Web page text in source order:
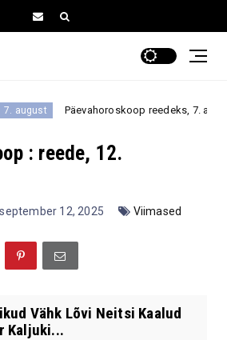
Päevahoroskoop reedeks, 7. augustiks:
: reede, 12.
september 12, 2025 Viimased
Vähk Lõvi Neitsi Kaalud
Kaljuki...